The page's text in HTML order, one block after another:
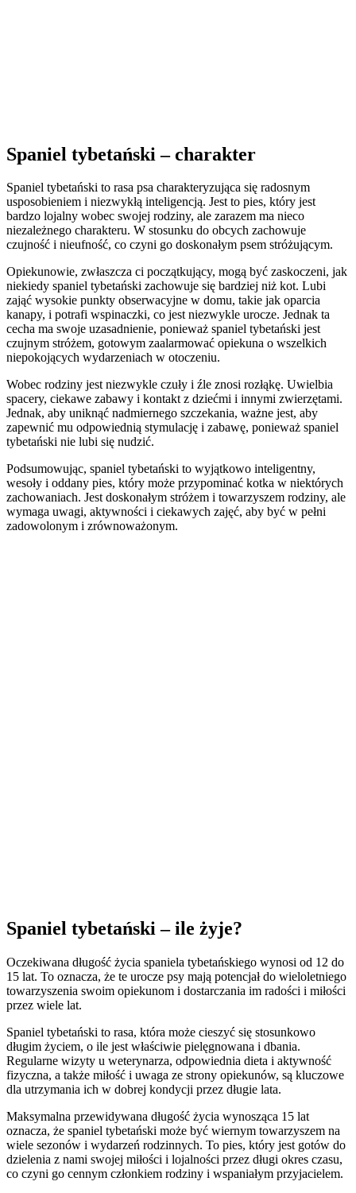
Spaniel tybetański – charakter
Spaniel tybetański to rasa psa charakteryzująca się radosnym
usposobieniem i niezwykłą inteligencją. Jest to pies, który jest
bardzo lojalny wobec swojej rodziny, ale zarazem ma nieco
niezależnego charakteru. W stosunku do obcych zachowuje
czujność i nieufność, co czyni go doskonałym psem stróżującym.
Opiekunowie, zwłaszcza ci początkujący, mogą być zaskoczeni, jak
niekiedy spaniel tybetański zachowuje się bardziej niż kot. Lubi
zająć wysokie punkty obserwacyjne w domu, takie jak oparcia
kanapy, i potrafi wspinaczki, co jest niezwykle urocze. Jednak ta
cecha ma swoje uzasadnienie, ponieważ spaniel tybetański jest
czujnym stróżem, gotowym zaalarmować opiekuna o wszelkich
niepokojących wydarzeniach w otoczeniu.
Wobec rodziny jest niezwykle czuły i źle znosi rozłąkę. Uwielbia
spacery, ciekawe zabawy i kontakt z dziećmi i innymi zwierzętami.
Jednak, aby uniknąć nadmiernego szczekania, ważne jest, aby
zapewnić mu odpowiednią stymulację i zabawę, ponieważ spaniel
tybetański nie lubi się nudzić.
Podsumowując, spaniel tybetański to wyjątkowo inteligentny,
wesoły i oddany pies, który może przypominać kotka w niektórych
zachowaniach. Jest doskonałym stróżem i towarzyszem rodziny, ale
wymaga uwagi, aktywności i ciekawych zajęć, aby być w pełni
zadowolonym i zrównoważonym.
Spaniel tybetański – ile żyje?
Oczekiwana długość życia spaniela tybetańskiego wynosi od 12 do
15 lat. To oznacza, że te urocze psy mają potencjał do wieloletniego
towarzyszenia swoim opiekunom i dostarczania im radości i miłości
przez wiele lat.
Spaniel tybetański to rasa, która może cieszyć się stosunkowo
długim życiem, o ile jest właściwie pielęgnowana i dbania.
Regularne wizyty u weterynarza, odpowiednia dieta i aktywność
fizyczna, a także miłość i uwaga ze strony opiekunów, są kluczowe
dla utrzymania ich w dobrej kondycji przez długie lata.
Maksymalna przewidywana długość życia wynosząca 15 lat
oznacza, że spaniel tybetański może być wiernym towarzyszem na
wiele sezonów i wydarzeń rodzinnych. To pies, który jest gotów do
dzielenia z nami swojej miłości i lojalności przez długi okres czasu,
co czyni go cennym członkiem rodziny i wspaniałym przyjacielem.